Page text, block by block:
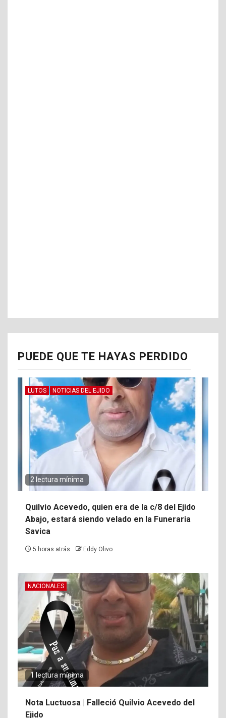
PUEDE QUE TE HAYAS PERDIDO
LUTOS NOTICIAS DEL EJIDO
2 lectura mínima
Quilvio Acevedo, quien era de la c/8 del Ejido
Abajo, estará siendo velado en la Funeraria
Savica
5 horas atrás Eddy Olivo
NACIONALES
1 lectura mínima
Nota Luctuosa | Falleció Quilvio Acevedo del
Ejido